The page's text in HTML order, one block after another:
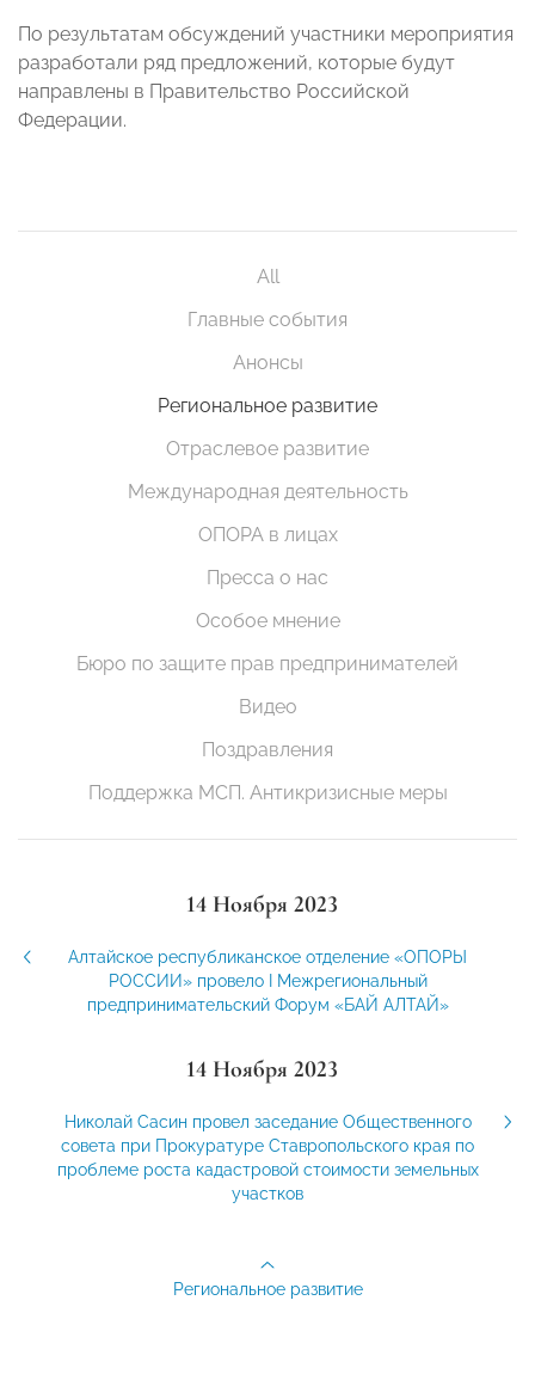
По результатам обсуждений участники мероприятия
разработали ряд предложений, которые будут
направлены в Правительство Российской
Федерации.
All
Главные события
Анонсы
Региональное развитие
Отраслевое развитие
Международная деятельность
ОПОРА в лицах
Пресса о нас
Особое мнение
Бюро по защите прав предпринимателей
Видео
Поздравления
Поддержка МСП. Антикризисные меры
14 Ноября 2023
Алтайское республиканское отделение «ОПОРЫ
РОССИИ» провело I Межрегиональный
предпринимательский Форум «БАЙ АЛТАЙ»
14 Ноября 2023
Николай Сасин провел заседание Общественного
совета при Прокуратуре Ставропольского края по
проблеме роста кадастровой стоимости земельных
участков
Региональное развитие